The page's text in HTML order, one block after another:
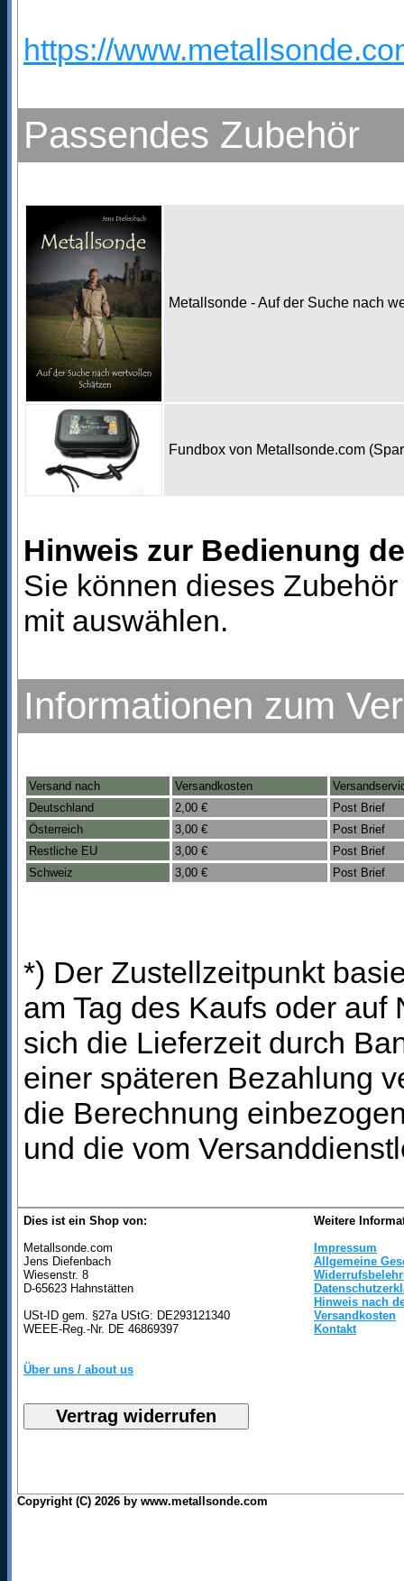
https://
Passendes Zubehör
Metallsonde - Auf der Suche nach
Fundbox von Metallsonde.com
Hinweis zur Bedienung
Sie können dieses
mit auswählen.
Informationen zum
Versand nach Versandkosten
Deutschland
2,00 €
Post Brief
Österreich
3,00 €
Post Brief
Restliche EU
3,00 €
Post Brief
Schweiz
3,00 € Post Brief
*) Der Zustellzeitpunkt
am Tag des Kaufs oder
sich die Lieferzeit durch
einer späteren Bezahlung
die Berechnung
und die vom
Dies ist ein Shop von:
Metallsonde.com
Jens Diefenbach
Wiesenstr. 8
D-65623 Hahnstätten
USt-ID gem. §27a UStG: DE293121340
WEEE-Reg.-Nr. DE 46869397
Über uns / about us
Weitere
Impressum
Allgemeine
Hinweis nach
Versandkosten
Kontakt
Copyright (C) 2026 by www.metallsonde.com